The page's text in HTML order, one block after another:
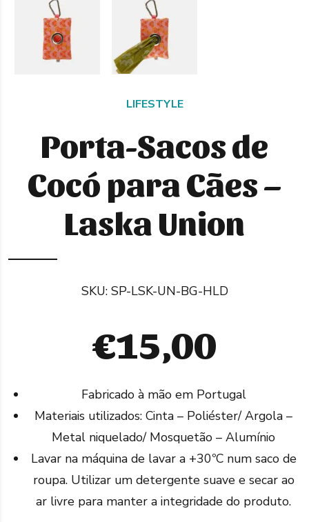
LIFESTYLE
Porta-Sacos de
Cocó para Cães –
Laska Union
SKU: SP-LSK-UN-BG-HLD
€15,00
Fabricado à mão em Portugal
Materiais utilizados: Cinta – Poliéster/ Argola –
Metal niquelado/ Mosquetão – Alumínio
Lavar na máquina de lavar a +30ºC num saco de
roupa. Utilizar um detergente suave e secar ao
ar livre para manter a integridade do produto.